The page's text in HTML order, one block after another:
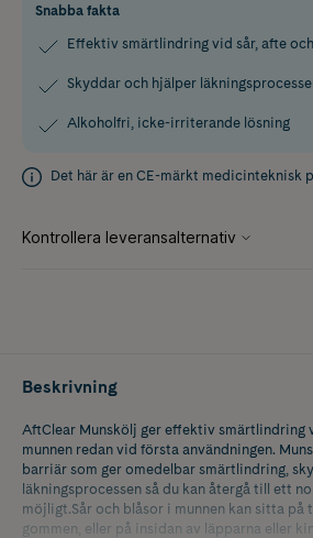
Snabba fakta
Effektiv smärtlindring vid sår, afte
Skyddar och hjälper
Alkoholfri, icke-irriterande lösning
Det här är en CE-märkt medicinteknisk
Beskrivning
AftClear Munskölj ger effektiv smärtlindring
munnen redan vid första användningen.
barriär som ger omedelbar smärtlindring,
läkningsprocessen så du kan återgå till ett
möjligt.Sår och blåsor i munnen kan sitta på
gommen, eller på insidan av läpparna eller